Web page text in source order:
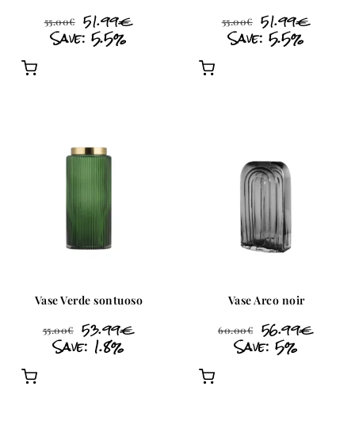
55.00€ 51.99€
Save: 5.5%
55.00€ 51.99€
Save: 5.5%
Vase Verde sontuoso
55.00€ 53.99€
Save: 1.8%
Vase Arco noir
60.00€ 56.99€
Save: 5%